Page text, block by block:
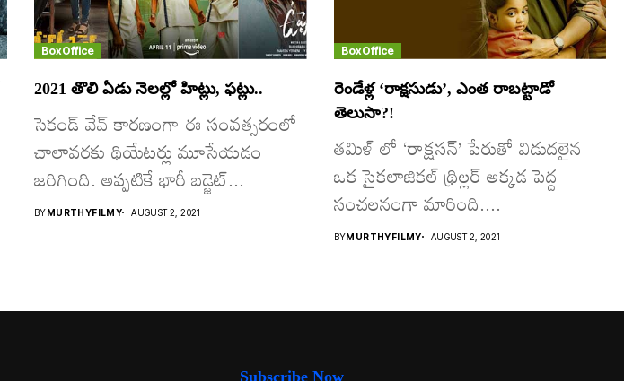
BoxOffice
2021 తొలి ఏడు నెలల్లో హిట్లు, ఫట్లు..
సెకండ్ వేవ్ కారణంగా ఈ సంవత్సరంలో
చాలావరకు థియేటర్లు మూసేయడం
జరిగింది. అప్పటికే భారీ బడ్జెట్...
BYMURTHYFILMY AUGUST 2, 2021
BoxOffice
రెండేళ్ల ‘రాక్షసుడు’, ఎంత రాబట్టాడో
తెలుసా?!
తమిళ్ లో ‘రాక్షసన్’ పేరుతో విడుదలైన
ఒక సైకలాజికల్ థ్రిల్లర్ అక్కడ పెద్ద
సంచలనంగా మారింది....
BYMURTHYFILMY AUGUST 2, 2021
Subscribe Now